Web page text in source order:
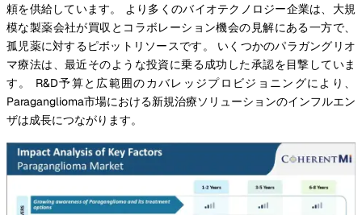
頼を供給しています。 より多くのバイオテクノロジー企業は、大規
模な製薬会社が買収とコラボレーション機会の見解にある一方で、
孤児薬に対するピボットリソースです。 いくつかのパラガングリオ
マ療法は、最近そのような投資に乗る成功した承認を目撃していま
す。 R&D予算と広範囲のカバレッジプロビジョニングにより、
Paraganglioma市場における新規治療ソリューションのインフルエン
ザは成長につながります。